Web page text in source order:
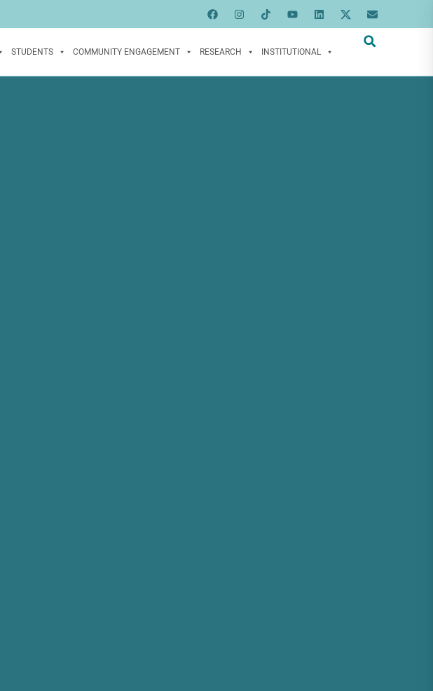
STUDENTS COMMUNITY ENGAGEMENT RESEARCH INSTITUTIONAL